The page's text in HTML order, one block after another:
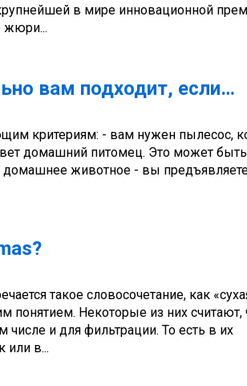
в мире инновационной
жюри...
вам подходит, если…
критериям: - вам нужен пылесос,
домашний питомец. Это может
домашнее животное - вы
такое словосочетание, как
Некоторые из них считают,
числе и для фильтрации. То есть в их
или в...